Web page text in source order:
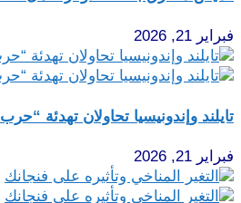
فبراير 21, 2026
تايلند وإندونيسيا تحاولان تهدئة
فبراير 21, 2026